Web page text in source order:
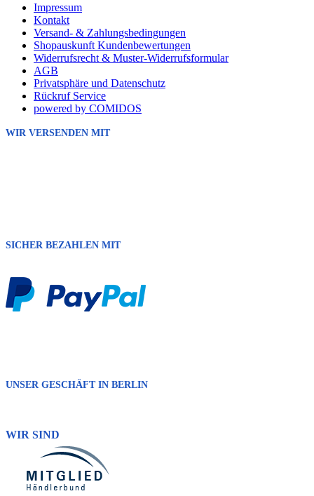
Impressum
Kontakt
Versand- & Zahlungsbedingungen
Shopauskunft Kundenbewertungen
Widerrufsrecht & Muster-Widerrufsformular
AGB
Privatsphäre und Datenschutz
Rückruf Service
powered by COMIDOS
WIR VERSENDEN MIT
SICHER BEZAHLEN MIT
UNSER GESCHÄFT IN BERLIN
WIR SIND